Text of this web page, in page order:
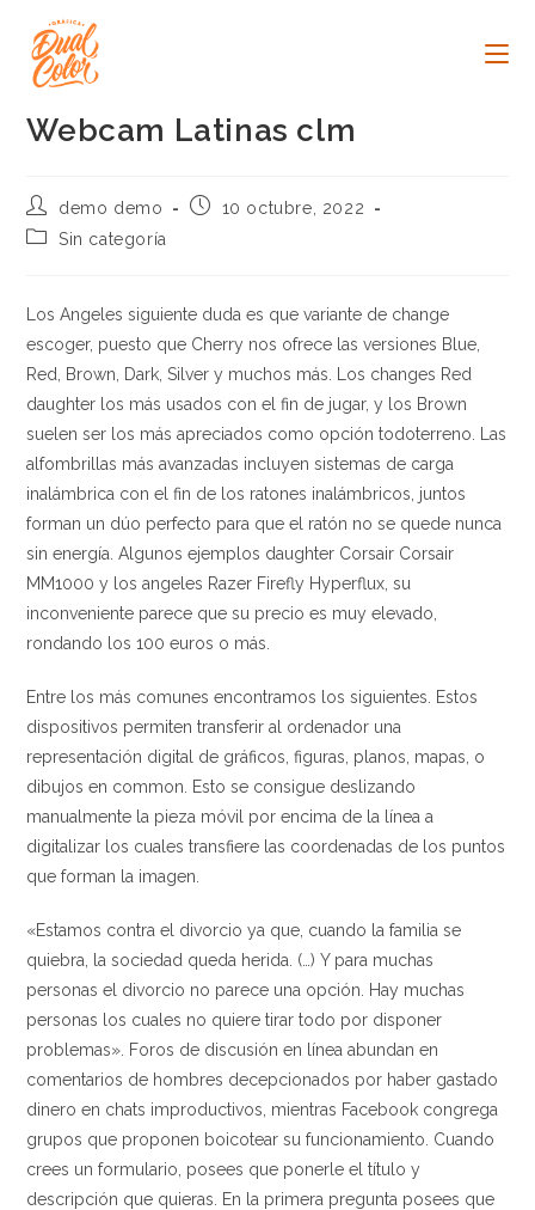
contenido
Webcam Latinas clm
Autor
de
la
demo demo
Publicación
10 octubre, 2022
Categoría
entrada:
Sin categoría
Los Angeles siguiente duda es que variante de change
escoger, puesto que Cherry nos ofrece las versiones Blue,
Red, Brown, Dark, Silver y muchos más. Los changes Red
daughter los más usados con el fin de jugar, y los Brown
suelen ser los más apreciados como opción todoterreno. Las
alfombrillas más avanzadas incluyen sistemas de carga
inalámbrica con el fin de los ratones inalámbricos, juntos
forman un dúo perfecto para que el ratón no se quede nunca
sin energía. Algunos ejemplos daughter Corsair Corsair
MM1000 y los angeles Razer Firefly Hyperflux, su
inconveniente parece que su precio es muy elevado,
rondando los 100 euros o más.
Entre los más comunes encontramos los siguientes. Estos
dispositivos permiten transferir al ordenador una
representación digital de gráficos, figuras, planos, mapas, o
dibujos en common. Esto se consigue deslizando
manualmente la pieza móvil por encima de la línea a
digitalizar los cuales transfiere las coordenadas de los puntos
que forman la imagen.
«Estamos contra el divorcio ya que, cuando la familia se
quiebra, la sociedad queda herida. (…) Y para muchas
personas el divorcio no parece una opción. Hay muchas
personas los cuales no quiere tirar todo por disponer
problemas». Foros de discusión en línea abundan en
comentarios de hombres decepcionados por haber gastado
dinero en chats improductivos, mientras Facebook congrega
grupos que proponen boicotear su funcionamiento. Cuando
crees un formulario, posees que ponerle el título y
descripción que quieras. En la primera pregunta posees que